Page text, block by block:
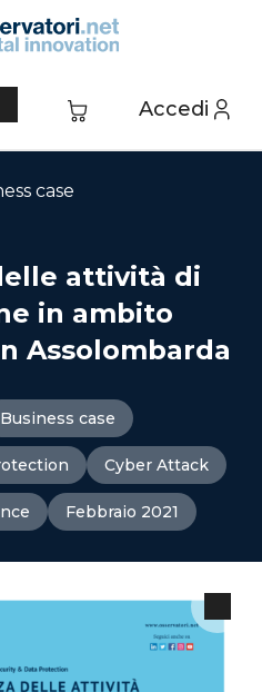
Accedi
case
attività di
in ambito
Assolombarda
Business case
Cyber Attack
Febbraio 2021